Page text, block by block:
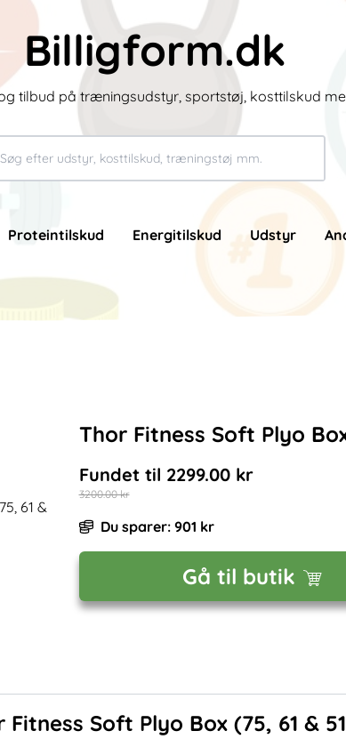
Billigform.dk
tilbud på træningsudstyr, sportstøj, kosttilskud
Proteintilskud Energitilskud Udstyr
Thor Fitness Soft Plyo
Fundet til 2299.00kr
3200.00kr
Du sparer: 901 kr
Gå til butik
Fitness Soft Plyo Box (75, 61 &